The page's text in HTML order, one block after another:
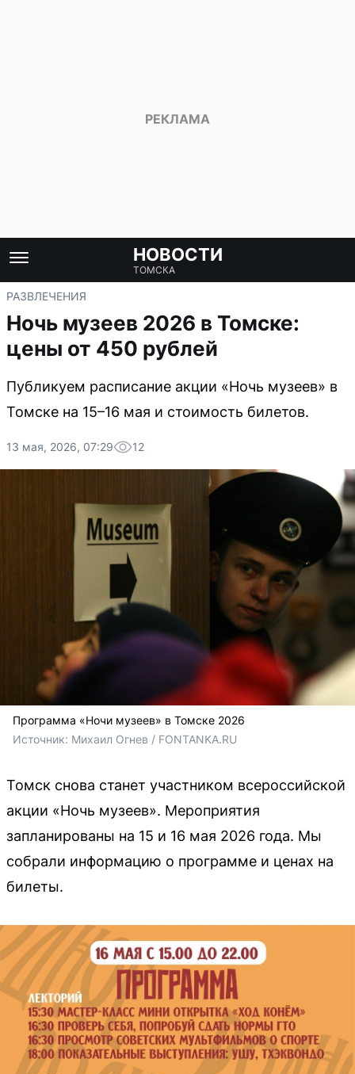
НОВОСТИ
ТОМСКА
РАЗВЛЕЧЕНИЯ
Ночь музеев 2026 в Томске:
цены от 450 рублей
Публикуем расписание акции «Ночь музеев» в
Томске на 15–16 мая и стоимость билетов.
13 мая, 2026, 07:29 12
Программа «Ночи музеев» в Томске 2026
Источник: Михаил Огнев / FONTANKA.RU
Томск снова станет участником всероссийской
акции «Ночь музеев». Мероприятия
запланированы на 15 и 16 мая 2026 года. Мы
собрали информацию о программе и ценах на
билеты.